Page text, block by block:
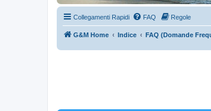
Collegamenti Rapidi FAQ Regole
G&M Home Indice FAQ (Domande